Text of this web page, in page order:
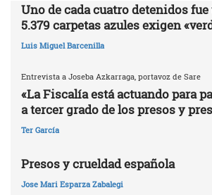
Uno de cada cuatro detenidos
5.379 carpetas azules exigen
Luis Miguel Barcenilla
Entrevista a Joseba Azkarraga, portavoz de Sare
«La Fiscalía está actuando para
a tercer grado de los presos y
Ter García
Presos y crueldad española
Jose Mari Esparza Zabalegi